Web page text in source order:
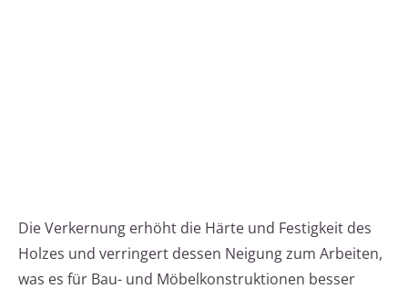
Die Verkernung erhöht die Härte und Festigkeit des
Holzes und verringert dessen Neigung zum Arbeiten,
was es für Bau- und Möbelkonstruktionen besser